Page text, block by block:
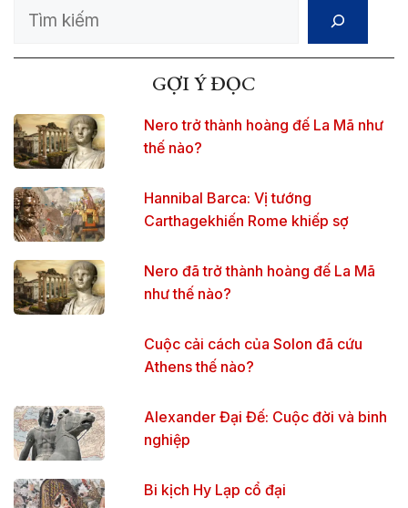
Search
GỢI Ý ĐỌC
Nero trở thành hoàng đế La Mã như
thế nào?
Hannibal Barca: Vị tướng
Carthagekhiến Rome khiếp sợ
Nero đã trở thành hoàng đế La Mã
như thế nào?
Cuộc cải cách của Solon đã cứu
Athens thế nào?
Alexander Đại Đế: Cuộc đời và binh
nghiệp
Bi kịch Hy Lạp cổ đại